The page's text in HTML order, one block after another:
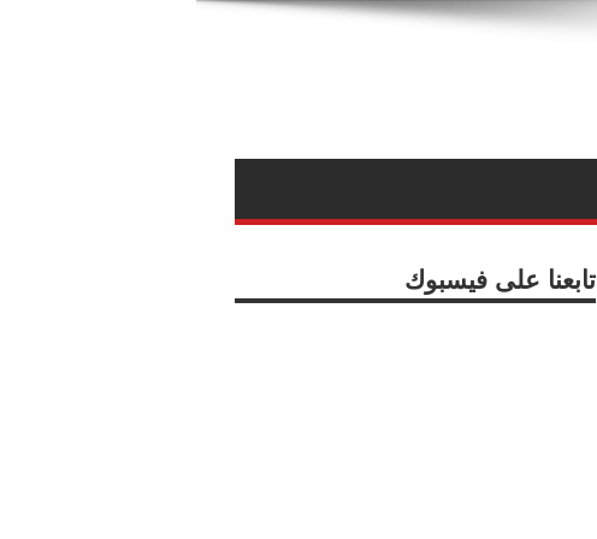
تابعنا على فيسبوك